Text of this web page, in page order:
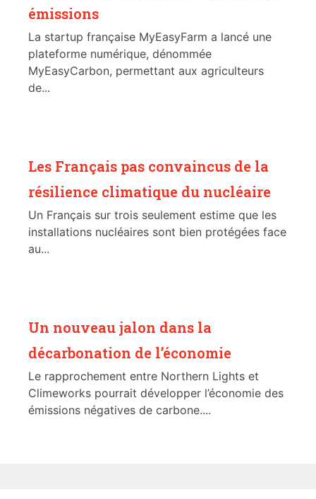
émissions
La startup française MyEasyFarm a lancé une
plateforme numérique, dénommée
MyEasyCarbon, permettant aux agriculteurs
de...
Les Français pas convaincus de la
résilience climatique du nucléaire
Un Français sur trois seulement estime que les
installations nucléaires sont bien protégées face
au...
Un nouveau jalon dans la
décarbonation de l’économie
Le rapprochement entre Northern Lights et
Climeworks pourrait développer l’économie des
émissions négatives de carbone....